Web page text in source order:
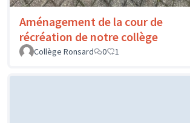
Aménagement de la cour de
récréation de notre collège
Collège Ronsard
0 1